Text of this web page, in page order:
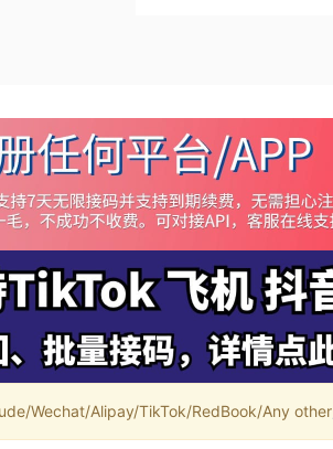
Wechat/Alipay/TikTok/RedBook/Any other